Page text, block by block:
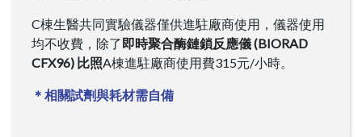
C棟生醫共同實驗儀器僅供進駐廠商使用，儀器使用
均不收費，除了即時聚合酶鏈鎖反應儀 (BIORAD
CFX96) 比照A棟進駐廠商使用費315元/小時。
＊相關試劑與耗材需自備